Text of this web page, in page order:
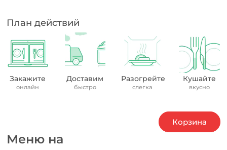
План действий
Закажите
онлайн
Доставим
быстро
Разогрейте
слегка
Кушайте
вкусно
Меню на
Корзина